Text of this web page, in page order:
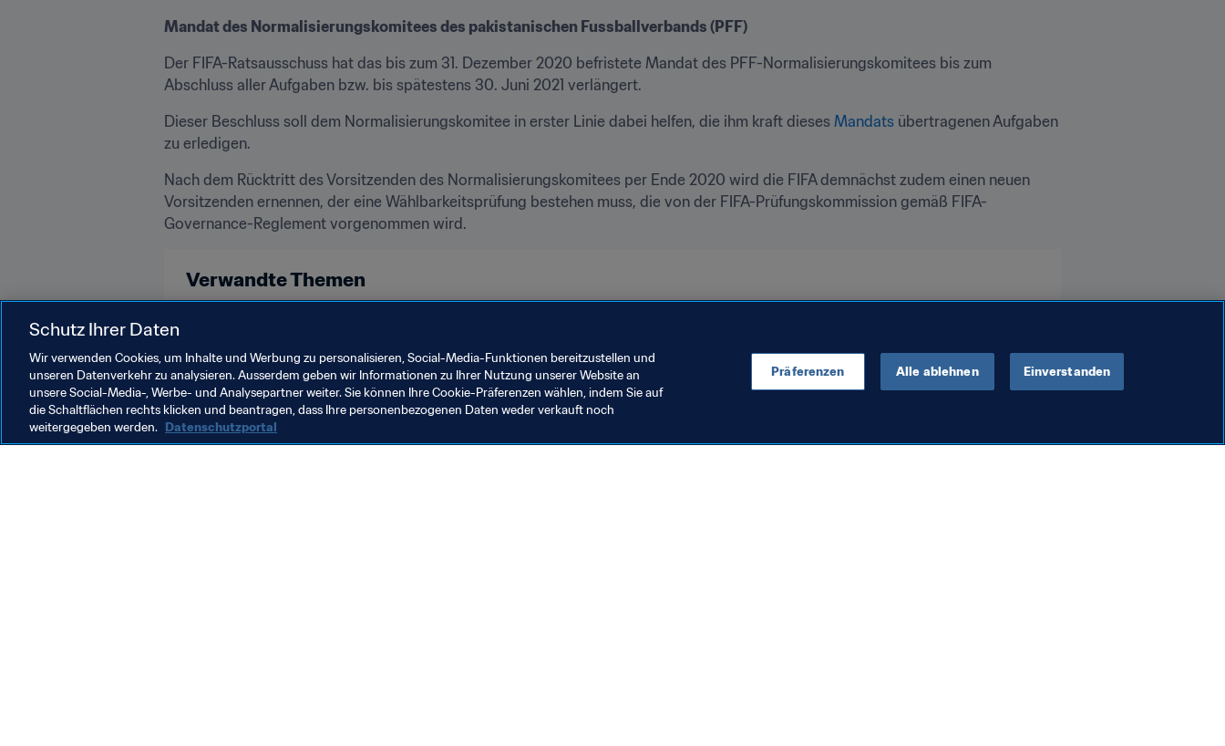
Mandat des Normalisierungskomitees des pakistanischen Fussballverbands (PFF)
Der FIFA-Ratsausschuss hat das bis zum 31. Dezember 2020 befristete Mandat des PFF-Normalisierungskomitees bis zum
Abschluss aller Aufgaben bzw. bis spätestens 30. Juni 2021 verlängert.
Dieser Beschluss soll dem Normalisierungskomitee in erster Linie dabei helfen, die ihm kraft dieses Mandats übertragenen Aufgaben
zu erledigen.
Nach dem Rücktritt des Vorsitzenden des Normalisierungskomitees per Ende 2020 wird die FIFA demnächst zudem einen neuen
Vorsitzenden ernennen, der eine Wählbarkeitsprüfung bestehen muss, die von der FIFA-Prüfungskommission gemäß FIFA-
Governance-Reglement vorgenommen wird.
Verwandte Themen
Schutz Ihrer Daten
Wir verwenden Cookies, um Inhalte und Werbung zu personalisieren, Social-Media-Funktionen bereitzustellen und
unseren Datenverkehr zu analysieren. Ausserdem geben wir Informationen zu Ihrer Nutzung unserer Website an
unsere Social-Media-, Werbe- und Analysepartner weiter. Sie können Ihre Cookie-Präferenzen wählen, indem Sie auf
die Schaltflächen rechts klicken und beantragen, dass Ihre personenbezogenen Daten weder verkauft noch
weitergegeben werden. Datenschutzportal
Präferenzen Alle ablehnen Einverstanden